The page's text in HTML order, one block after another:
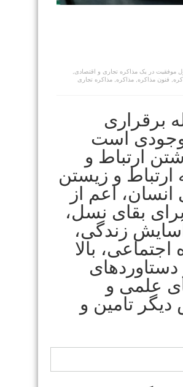
موفقیت در یک مذاکره تجاری و اقتصادی
فنون مذاکره مذاکره مذاکره تجاری
برقراری
است
ارتباط و
ارتباط و زیستن
اعم از
بقای نسل،
زندگی،
بالا
علمی و
تامین و